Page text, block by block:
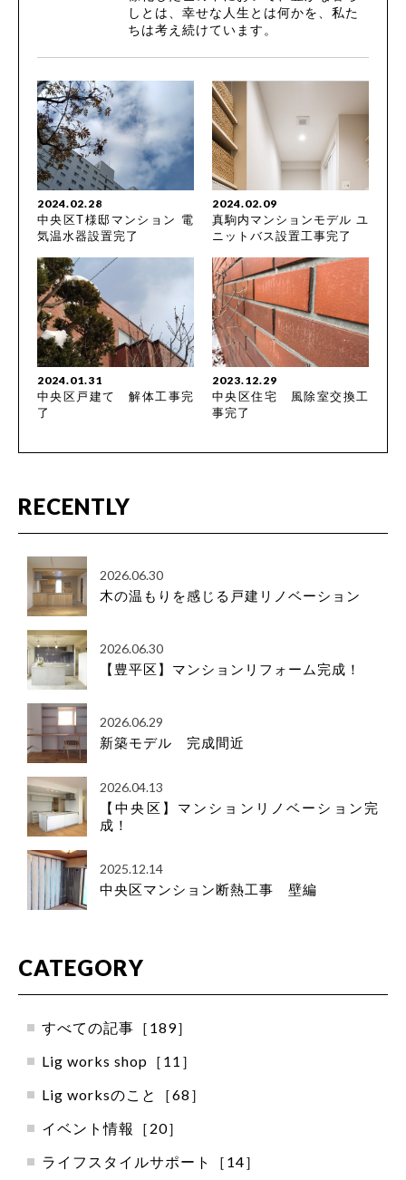
しとは、幸せな人生とは何かを、私た
ちは考え続けています。
2024.02.28
中央区T様邸マンション 電
気温水器設置完了
2024.02.09
真駒内マンションモデル ユ
ニットバス設置工事完了
2024.01.31
中央区戸建て 解体工事完
了
2023.12.29
中央区住宅 風除室交換工
事完了
RECENTLY
2026.06.30
木の温もりを感じる戸建リノベーション
2026.06.30
【豊平区】マンションリフォーム完成！
2026.06.29
新築モデル 完成間近
2026.04.13
【中央区】マンションリノベーション完
成！
2025.12.14
中央区マンション断熱工事 壁編
CATEGORY
すべての記事［189］
Lig works shop［11］
Lig worksのこと［68］
イベント情報［20］
ライフスタイルサポート［14］